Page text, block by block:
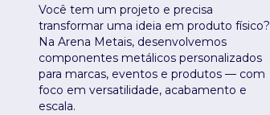
Você tem um projeto e precisa
transformar uma ideia em produto físico?
Na Arena Metais, desenvolvemos
componentes metálicos personalizados
para marcas, eventos e produtos — com
foco em versatilidade, acabamento e
escala.